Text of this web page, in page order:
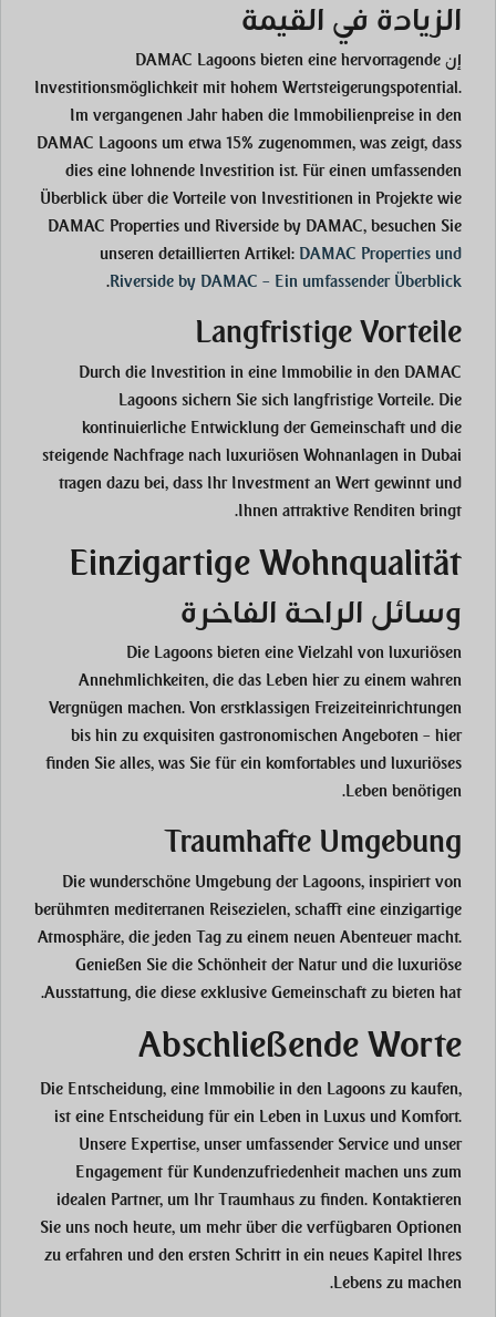
الزيادة في القيمة
إن DAMAC Lagoons bieten eine hervorragende
Investitionsmöglichkeit mit hohem Wertsteigerungspotential.
Im vergangenen Jahr haben die Immobilienpreise in den
DAMAC Lagoons um etwa 15% zugenommen, was zeigt, dass
dies eine lohnende Investition ist. Für einen umfassenden
Überblick über die Vorteile von Investitionen in Projekte wie
DAMAC Properties und Riverside by DAMAC, besuchen Sie
unseren detaillierten Artikel: DAMAC Properties und
Riverside by DAMAC – Ein umfassender Überblick
.
Langfristige Vorteile
Durch die Investition in eine Immobilie in den DAMAC
Lagoons sichern Sie sich langfristige Vorteile. Die
kontinuierliche Entwicklung der Gemeinschaft und die
steigende Nachfrage nach luxuriösen Wohnanlagen in Dubai
tragen dazu bei, dass Ihr Investment an Wert gewinnt und
Ihnen attraktive Renditen bringt.
Einzigartige Wohnqualität
وسائل الراحة الفاخرة
Die Lagoons bieten eine Vielzahl von luxuriösen
Annehmlichkeiten, die das Leben hier zu einem wahren
Vergnügen machen. Von erstklassigen Freizeiteinrichtungen
bis hin zu exquisiten gastronomischen Angeboten – hier
finden Sie alles, was Sie für ein komfortables und luxuriöses
Leben benötigen.
Traumhafte Umgebung
Die wunderschöne Umgebung der Lagoons, inspiriert von
berühmten mediterranen Reisezielen, schafft eine einzigartige
Atmosphäre, die jeden Tag zu einem neuen Abenteuer macht.
Genießen Sie die Schönheit der Natur und die luxuriöse
Ausstattung, die diese exklusive Gemeinschaft zu bieten hat.
Abschließende Worte
Die Entscheidung, eine Immobilie in den Lagoons zu kaufen,
ist eine Entscheidung für ein Leben in Luxus und Komfort.
Unsere Expertise, unser umfassender Service und unser
Engagement für Kundenzufriedenheit machen uns zum
idealen Partner, um Ihr Traumhaus zu finden. Kontaktieren
Sie uns noch heute, um mehr über die verfügbaren Optionen
zu erfahren und den ersten Schritt in ein neues Kapitel Ihres
Lebens zu machen.